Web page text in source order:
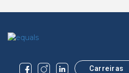
Carreiras